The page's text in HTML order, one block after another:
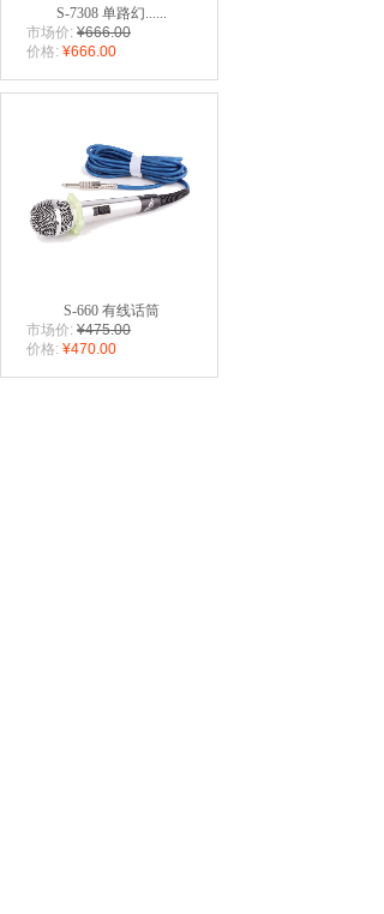
S-7308 单路幻......
市场价: ¥666.00
价格: ¥666.00
S-660 有线话筒
市场价: ¥475.00
价格: ¥470.00